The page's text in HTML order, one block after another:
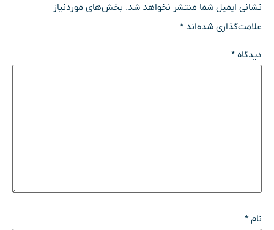
نشانی ایمیل شما منتشر نخواهد شد. بخش‌های موردنیاز
علامت‌گذاری شده‌اند*
دیدگاه*
نام*